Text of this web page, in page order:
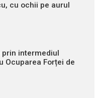
cu ochii pe aurul
intermediul
Ocuparea Forței de